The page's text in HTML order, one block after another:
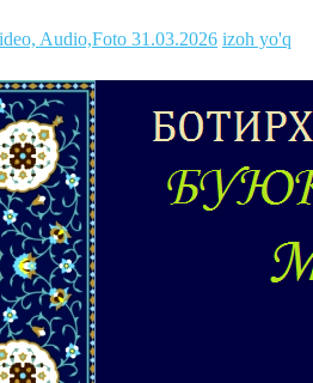
Audio,Foto 31.03.2026 izoh yo'q